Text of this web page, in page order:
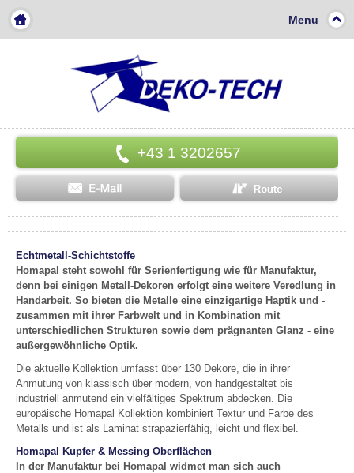
Menu
+43 1 3202657
Echtmetall-Schichtstoffe
Homapal steht sowohl für Serienfertigung wie für Manufaktur,
denn bei einigen Metall-Dekoren erfolgt eine weitere Veredlung in
Handarbeit. So bieten die Metalle eine einzigartige Haptik und -
zusammen mit ihrer Farbwelt und in Kombination mit
unterschiedlichen Strukturen sowie dem prägnanten Glanz - eine
außergewöhnliche Optik.
Die aktuelle Kollektion umfasst über 130 Dekore, die in ihrer
Anmutung von klassisch über modern, von handgestaltet bis
industriell anmutend ein vielfältiges Spektrum abdecken. Die
europäische Homapal Kollektion kombiniert Textur und Farbe des
Metalls und ist als Laminat strapazierfähig, leicht und flexibel.
Homapal Kupfer & Messing Oberflächen
In der Manufaktur bei Homapal widmet man sich auch